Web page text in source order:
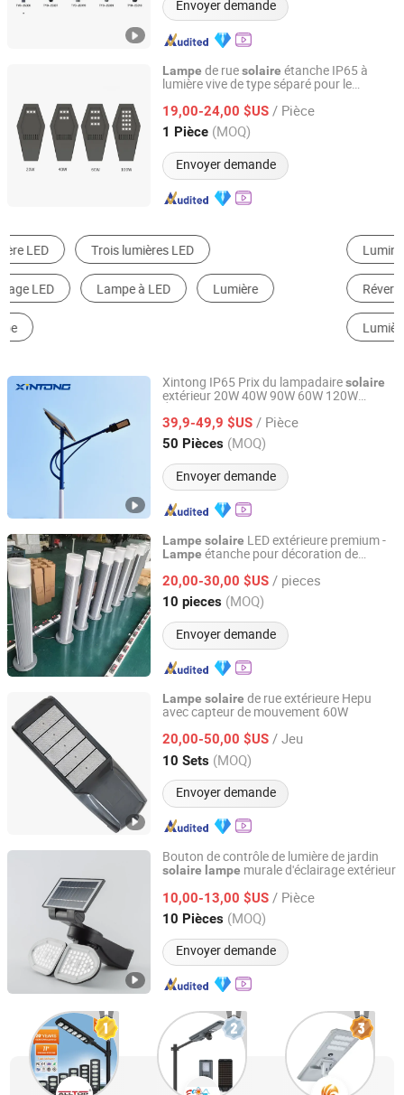
Envoyer demande
Lampe de ruesolaire étanche IP65 à
lumière vive de type séparé pour le
19,00-24,00 $US / Pièce
1 Pièce (MOQ)
Envoyer demande
Zhongjing Rongguang New Energy Jiangsu Co., Ltd.
Jiangsu, China Depuis 2025
Luminaire Solaire Éclairage Public LED
Réverbère Projecteur LED
Xintong IP65 Prix du lampadairesolaire
extérieur 20W 40W 90W 60W 120W
39,9-49,9 $US / Pièce
50 Pièces (MOQ)
Envoyer demande
Yangzhou Xintong Transport Equipment Group Co., Ltd.
Jiangsu, China Depuis 2019
Lampe solaire LED extérieure premium -
Lampe étanche pour décoration de
20,00-30,00 $US / pieces
10 pieces (MOQ)
Envoyer demande
Ddk Tech Elecfacility Yangzhou Co., Ltd
Jiangsu, China Depuis 2025
Lampe solaire de rue extérieure Hepu
avec capteur de mouvement 60W
20,00-50,00 $US / Jeu
10 Sets (MOQ)
Envoyer demande
Yangzhou HePu Lighting Technology Co., Ltd.
Jiangsu, China Depuis 2020
Bouton de contrôle de lumière de jardin
solaire lampe murale d'éclairage extérieur
10,00-13,00 $US / Pièce
10 Pièces (MOQ)
Envoyer demande
World-Dawn Lighting Co., Limited
Guangdong, China Depuis 2011